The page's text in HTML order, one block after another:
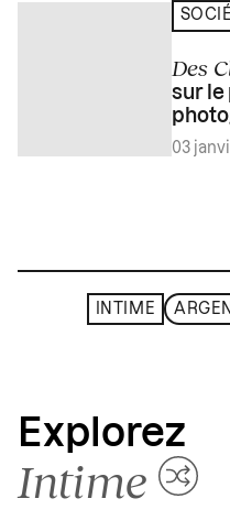
Des
sur le
03
INTIME
Explorez
Intime